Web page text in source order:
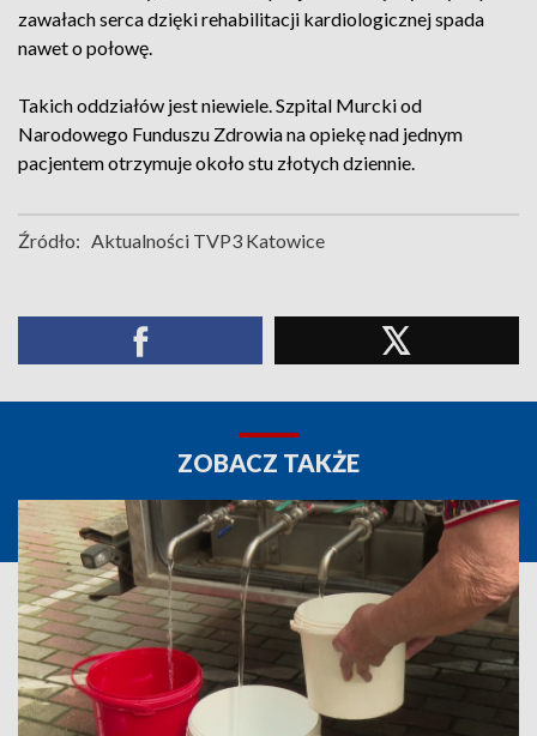
zawałach serca dzięki rehabilitacji kardiologicznej spada
nawet o połowę.
Takich oddziałów jest niewiele. Szpital Murcki od
Narodowego Funduszu Zdrowia na opiekę nad jednym
pacjentem otrzymuje około stu złotych dziennie.
Źródło: Aktualności TVP3 Katowice
ZOBACZ TAKŻE